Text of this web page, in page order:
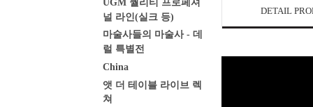
UGM 퀄리티 프로페셔
널 라인(실크 등)
마술사들의 마술사 - 데
럴 특별전
China
앳 더 테이블 라이브 렉
쳐
DETAIL